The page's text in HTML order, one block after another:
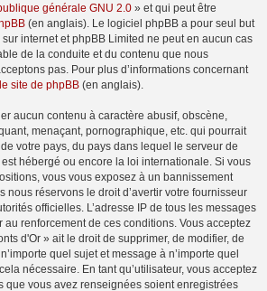
générale GNU 2.0 » et qui peut être
(en anglais). Le logiciel phpBB a pour seul but
internet et phpBB Limited ne peut en aucun cas
de la conduite et du contenu que nous
pas. Pour plus d’informations concernant
le site de phpBB (en anglais).
aucun contenu à caractère abusif, obscène,
menaçant, pornographique, etc. qui pourrait
votre pays, du pays dans lequel le serveur de
hébergé ou encore la loi internationale. Si vous
vous vous exposez à un bannissement
nous réservons le droit d’avertir votre fournisseur
officielles. L’adresse IP de tous les messages
au renforcement de ces conditions. Vous acceptez
d'Or » ait le droit de supprimer, de modifier, de
quel sujet et message à n’importe quel
nécessaire. En tant qu’utilisateur, vous acceptez
que vous avez renseignées soient enregistrées